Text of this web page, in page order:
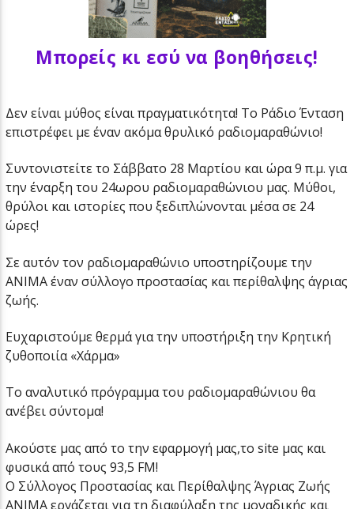
Μπορείς κι εσύ να βοηθήσεις!
Δεν είναι μύθος είναι πραγματικότητα! Το Ράδιο Ένταση
επιστρέφει με έναν ακόμα θρυλικό ραδιομαραθώνιο!
Συντονιστείτε το Σάββατο 28 Μαρτίου και ώρα 9 π.μ. για
την έναρξη του 24ωρου ραδιομαραθώνιου μας. Μύθοι,
θρύλοι και ιστορίες που ξεδιπλώνονται μέσα σε 24
ώρες!
Σε αυτόν τον ραδιομαραθώνιο υποστηρίζουμε την
ΑΝΙΜΑ έναν σύλλογο προστασίας και περίθαλψης άγριας
ζωής.
Ευχαριστούμε θερμά για την υποστήριξη την Κρητική
ζυθοποιία «Χάρμα»
Το αναλυτικό πρόγραμμα του ραδιομαραθώνιου θα
ανέβει σύντομα!
Ακούστε μας από το την εφαρμογή μας,το site μας και
φυσικά από τους 93,5 FM!
Ο Σύλλογος Προστασίας και Περίθαλψης Άγριας Ζωής
ANIMA εργάζεται για τη διαφύλαξη της μοναδικής και